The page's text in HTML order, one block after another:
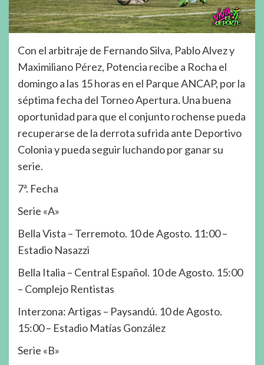
Con el arbitraje de Fernando Silva, Pablo Alvez y
Maximiliano Pérez, Potencia recibe a Rocha el
domingo a las 15 horas en el Parque ANCAP, por la
séptima fecha del Torneo Apertura. Una buena
oportunidad para que el conjunto rochense pueda
recuperarse de la derrota sufrida ante Deportivo
Colonia y pueda seguir luchando por ganar su
serie.
7ª. Fecha
Serie «A»
Bella Vista – Terremoto. 10 de Agosto. 11:00 –
Estadio Nasazzi
Bella Italia – Central Español. 10 de Agosto. 15:00
– Complejo Rentistas
Interzona: Artigas – Paysandú. 10 de Agosto.
15:00 – Estadio Matías González
Serie «B»